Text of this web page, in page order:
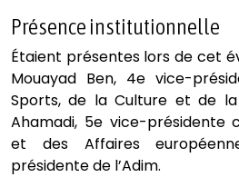
Présence institutionnelle
Étaient présentes lors de cet
Mouayad Ben, 4e vice-
Sports, de la Culture et de la
Ahamadi, 5e vice-présidente
et des Affaires
présidente de l’Adim.